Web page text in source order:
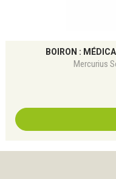
BOIRON :
Mercurius